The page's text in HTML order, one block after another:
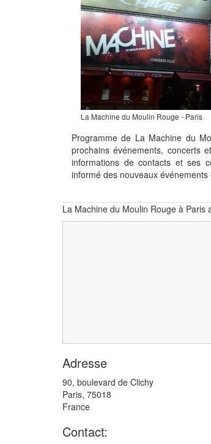
La Machine du Moulin Rouge - Paris
Programme de La Machine du
prochains événements, concerts
informations de contacts et ses
informé des nouveaux
La Machine du Moulin Rouge à Paris
Adresse
90, boulevard de Clichy
Paris, 75018
France
Contact: